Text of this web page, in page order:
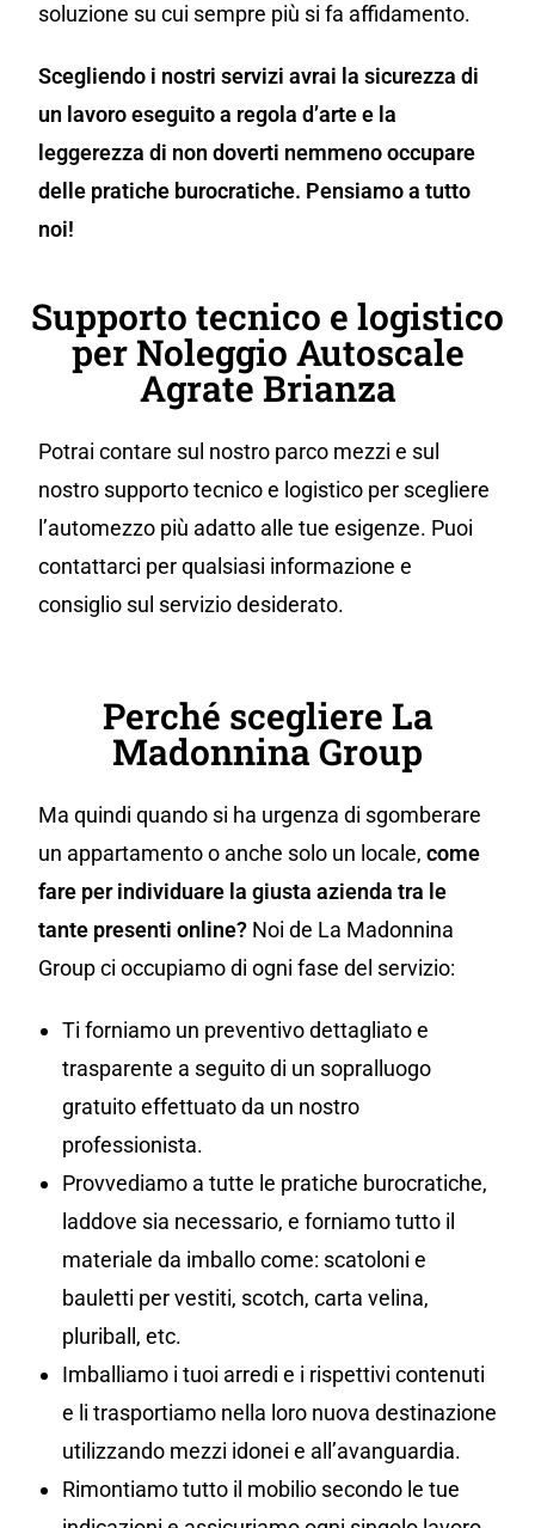
soluzione su cui sempre più si fa affidamento.
Scegliendo i nostri servizi avrai la sicurezza di
un lavoro eseguito a regola d’arte e la
leggerezza di non doverti nemmeno occupare
delle pratiche burocratiche. Pensiamo a tutto
noi!
Supporto tecnico e logistico
per Noleggio Autoscale
Agrate Brianza
Potrai contare sul nostro parco mezzi e sul
nostro supporto tecnico e logistico per scegliere
l’automezzo più adatto alle tue esigenze. Puoi
contattarci per qualsiasi informazione e
consiglio sul servizio desiderato.
Perché scegliere La
Madonnina Group
Ma quindi quando si ha urgenza di sgomberare
un appartamento o anche solo un locale, come
fare per individuare la giusta azienda tra le
tante presenti online? Noi de La Madonnina
Group ci occupiamo di ogni fase del servizio:
Ti forniamo un preventivo dettagliato e
trasparente a seguito di un sopralluogo
gratuito effettuato da un nostro
professionista.
Provvediamo a tutte le pratiche burocratiche,
laddove sia necessario, e forniamo tutto il
materiale da imballo come: scatoloni e
bauletti per vestiti, scotch, carta velina,
pluriball, etc.
Imballiamo i tuoi arredi e i rispettivi contenuti
e li trasportiamo nella loro nuova destinazione
utilizzando mezzi idonei e all’avanguardia.
Rimontiamo tutto il mobilio secondo le tue